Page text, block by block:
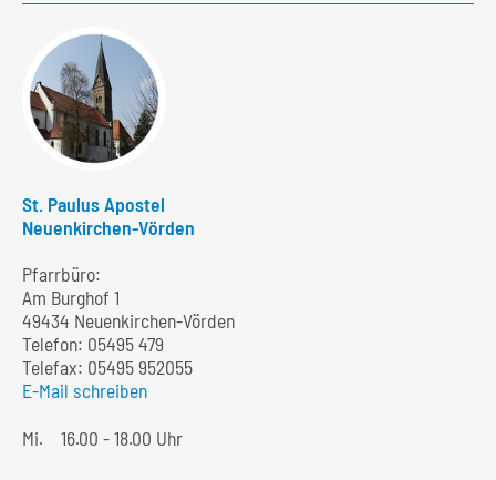
St. Paulus Apostel
Neuenkirchen-Vörden
Pfarrbüro:
Am Burghof 1
49434 Neuenkirchen-Vörden
Telefon: 05495 479
Telefax: 05495 952055
E-Mail schreiben
Mi.
16.00 - 18.00 Uhr